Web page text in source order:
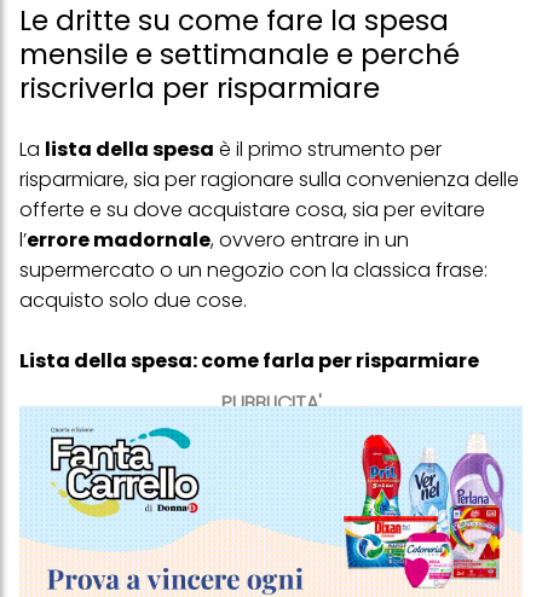
Le dritte su come fare la spesa
mensile e settimanale e perché
riscriverla per risparmiare
PUBBLICITA'
La lista della spesa è il primo strumento per
risparmiare, sia per ragionare sulla convenienza delle
offerte e su dove acquistare cosa, sia per evitare
l’errore madornale, ovvero entrare in un
supermercato o un negozio con la classica frase:
acquisto solo due cose.
Lista della spesa: come farla per risparmiare